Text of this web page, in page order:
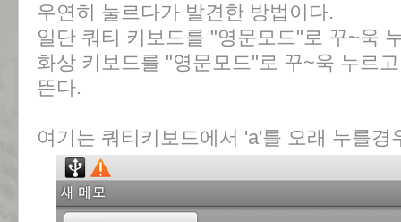
우연히 눌르다가 발견한 방법이다.
일단 쿼티 키보드를 "영문모드"로 꾸~욱
화상 키보드를 "영문모드"로 꾸~욱 누르
뜬다.
여기는 쿼티키보드에서 'a'를 오래 누를